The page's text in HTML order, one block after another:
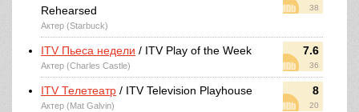
38
Rehearsed
Актер (Starbuck)
7.6
36
ITV Пьеса недели / ITV Play of the Week
Актер (Charles Castle)
8
20
ITV Телетеатр / ITV Television Playhouse
Актер (Mat Galvin)